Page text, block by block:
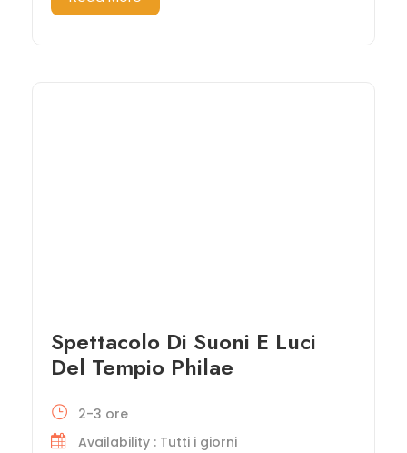
Spettacolo Di Suoni E Luci
Del Tempio Philae
2-3 ore
Availability : Tutti i giorni